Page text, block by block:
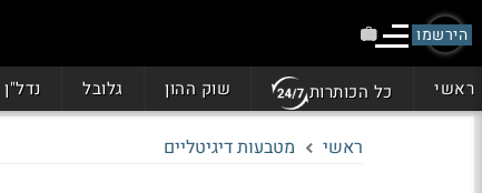
הירשמו
ראשי כל הכותרות שוק ההון גלובל נדל"ן
ראשי מטבעות דיגיטליים